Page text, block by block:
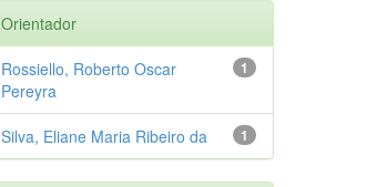
Orientador
1
Rossiello, Roberto Oscar
Pereyra
1
Silva, Eliane Maria Ribeiro da